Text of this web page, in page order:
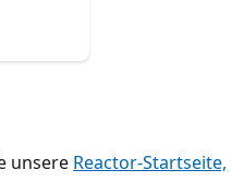
unsere Reactor-Startseite,